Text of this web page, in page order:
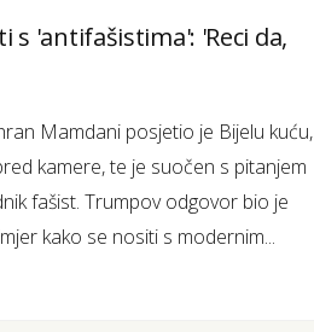
s 'antifašistima': 'Reci da,
Mamdani posjetio je Bijelu kuću,
kamere, te je suočen s pitanjem
fašist. Trumpov odgovor bio je
kako se nositi s modernim...